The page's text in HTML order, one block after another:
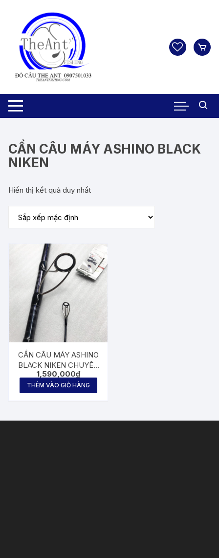
CẦN CÂU MÁY ASHINO BLACK
NIKEN
Hiển thị kết quả duy nhất
CẦN CÂU MÁY ASHINO
BLACK NIKEN CHUYÊN
TRA 3m
1,590,000₫
THÊM VÀO GIỎ HÀNG